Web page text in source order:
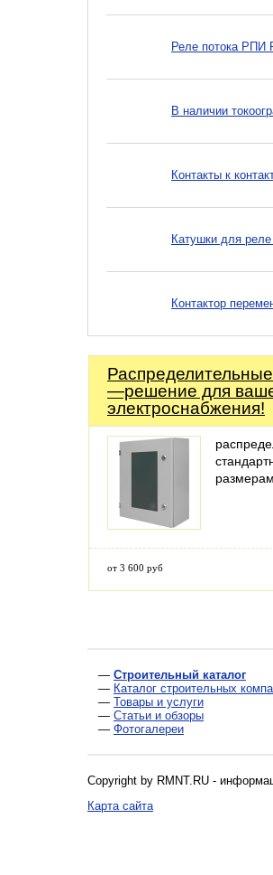
Реле потока
В наличии
Контакты к
Катушки для реле
Контактор
—решение для
электроснабжения!
от 3 600 руб
— Строительный каталог
— Каталог строительных
— Товары и услуги
— Статьи и обзоры
— Фотогалереи
Copyright by RMNT.RU -
Карта сайта